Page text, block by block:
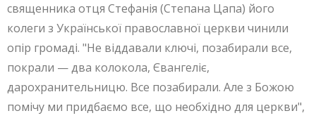
священника отця Стефанія (Степана Цапа) його
колеги з Української православної церкви чинили
опір громаді. "Не віддавали ключі, позабирали все,
покрали — два колокола, Євангеліє,
дарохранительницю. Все позабирали. Але з Божою
помічу ми придбаємо все, що необхідно для церкви",